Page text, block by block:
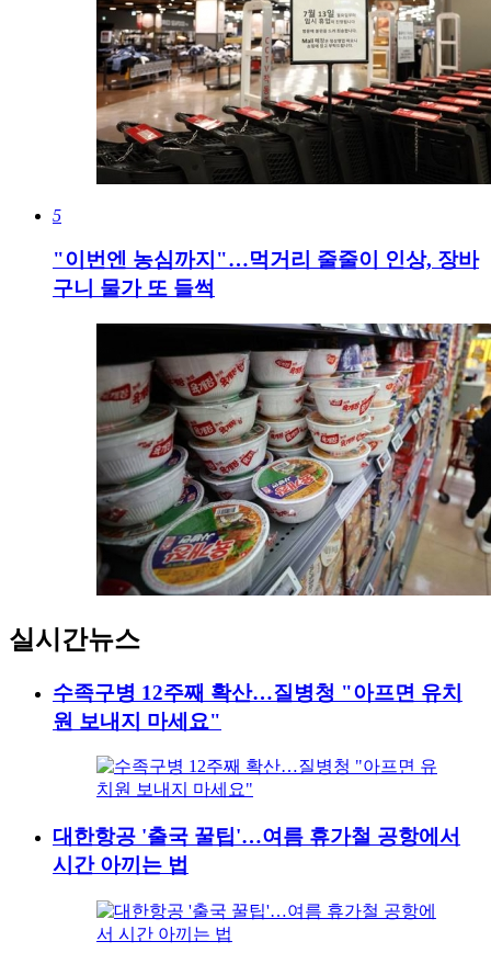
5
"이번엔 농심까지"…먹거리 줄줄이 인상, 장바
구니 물가 또 들썩
실시간뉴스
수족구병 12주째 확산…질병청 "아프면 유치
원 보내지 마세요"
대한항공 '출국 꿀팁'…여름 휴가철 공항에서
시간 아끼는 법